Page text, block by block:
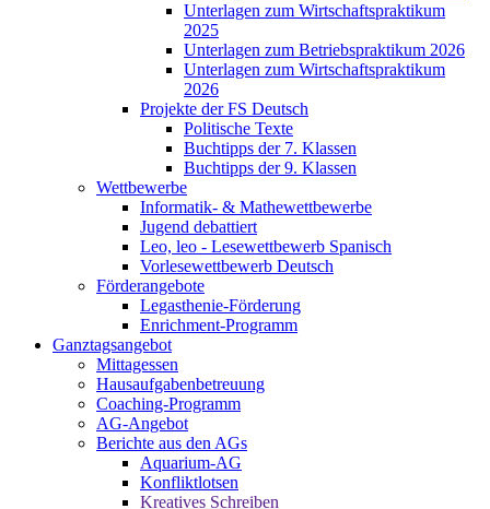
Unterlagen zum Wirtschaftspraktikum
2025
Unterlagen zum Betriebspraktikum 2026
Unterlagen zum Wirtschaftspraktikum
2026
Projekte der FS Deutsch
Politische Texte
Buchtipps der 7. Klassen
Buchtipps der 9. Klassen
Wettbewerbe
Informatik- & Mathewettbewerbe
Jugend debattiert
Leo, leo - Lesewettbewerb Spanisch
Vorlesewettbewerb Deutsch
Förderangebote
Legasthenie-Förderung
Enrichment-Programm
Ganztagsangebot
Mittagessen
Hausaufgabenbetreuung
Coaching-Programm
AG-Angebot
Berichte aus den AGs
Aquarium-AG
Konfliktlotsen
Kreatives Schreiben